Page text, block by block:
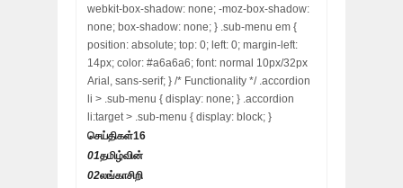
webkit-box-shadow: none; -moz-box-shadow:
none; box-shadow: none; } .sub-menu em {
position: absolute; top: 0; left: 0; margin-left:
14px; color: #a6a6a6; font: normal 10px/32px
Arial, sans-serif; } /* Functionality */ .accordion
li > .sub-menu { display: none; } .accordion
li:target > .sub-menu { display: block; }
செய்திகள்16
01தமிழ்வின்
02லங்காசிறி